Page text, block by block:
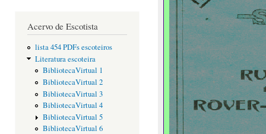
Acervo de Escotista
lista 454 PDFs escoteiros
Literatura escoteira
BibliotecaVirtual 1
BibliotecaVirtual 2
BibliotecaVirtual 3
BibliotecaVirtual 4
BibliotecaVirtual 5
BibliotecaVirtual 6